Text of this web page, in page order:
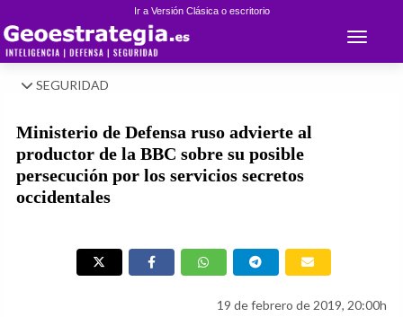
Ir a Versión Clásica o escritorio
Toggle
SEGURIDAD
Ministerio de Defensa ruso advierte al
productor de la BBC sobre su posible
persecución por los servicios secretos
occidentales
19 de febrero de 2019, 20:00h